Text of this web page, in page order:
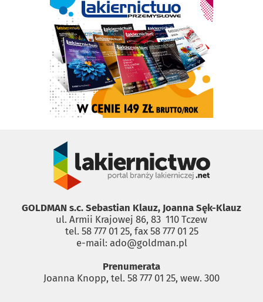
GOLDMAN s.c. Sebastian Klauz, Joanna Sęk-Klauz
ul. Armii Krajowej 86, 83 ­ 110 Tczew
tel. 58 777 01 25, fax 58 777 01 25
e-mail: ado@goldman.pl
Prenumerata
Joanna Knopp, tel. 58 777 01 25, wew. 300